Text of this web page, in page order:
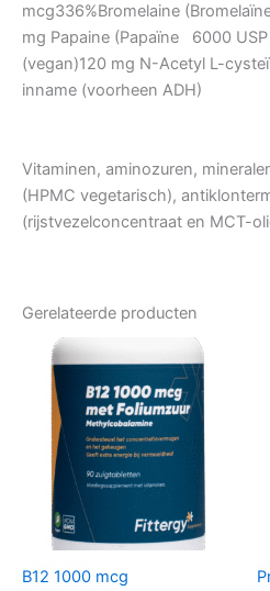
mcg336%Bromelaine
mg Papaine (Papaïne 6000
(vegan)120 mg N-Acetyl L-
inname (voorheen ADH)
Vitaminen, aminozuren,
(HPMC vegetarisch),
(rijstvezelconcentraat en MCT-
Gerelateerde producten
B12 1000 mcg